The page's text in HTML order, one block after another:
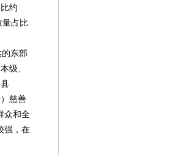
约
量占比
东部
级、
慈善
众和全
强，在